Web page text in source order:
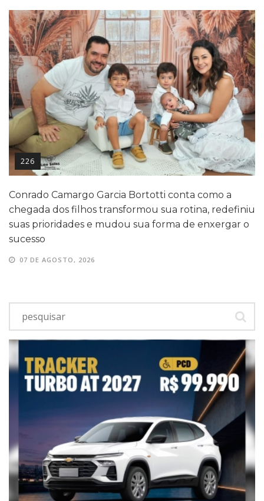
226
Conrado Camargo Garcia Bortotti conta como a
chegada dos filhos transformou sua rotina, redefiniu
suas prioridades e mudou sua forma de enxergar o
sucesso
07 DE AGOSTO, 2026